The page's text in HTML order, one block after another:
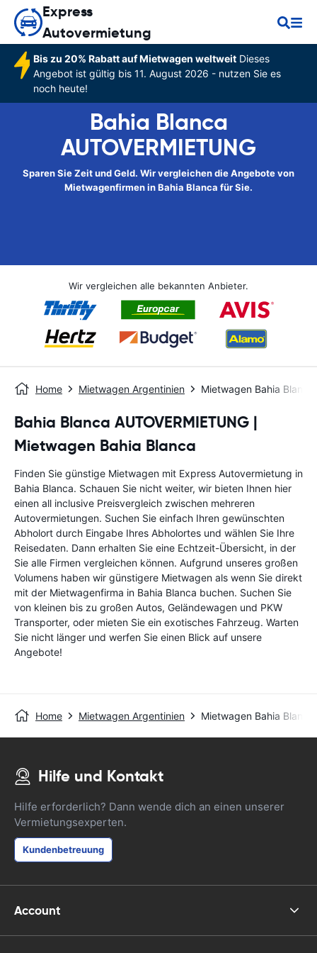
Express
Autovermietung
Bis zu 20% Rabatt auf Mietwagen weltweitDieses
Angebot ist gültig bis 11. August 2026 - nutzen Sie es
noch heute!
Bahia Blanca
AUTOVERMIETUNG
Sparen Sie Zeit und Geld. Wir vergleichen die Angebote von
Mietwagenfirmen in Bahia Blanca für Sie.
Wir vergleichen alle bekannten Anbieter.
Home Mietwagen Argentinien Mietwagen Bahia Blanca
Bahia Blanca AUTOVERMIETUNG |
Mietwagen Bahia Blanca
Finden Sie günstige Mietwagen mit Express Autovermietung in
Bahia Blanca. Schauen Sie nicht weiter, wir bieten Ihnen hier
einen all inclusive Preisvergleich zwischen mehreren
Autovermietungen. Suchen Sie einfach Ihren gewünschten
Abholort durch Eingabe Ihres Abholortes und wählen Sie Ihre
Reisedaten. Dann erhalten Sie eine Echtzeit-Übersicht, in der
Sie alle Firmen vergleichen können. Aufgrund unseres großen
Volumens haben wir günstigere Mietwagen als wenn Sie direkt
mit der Mietwagenfirma in Bahia Blanca buchen. Suchen Sie
von kleinen bis zu großen Autos, Geländewagen und PKW
Transporter, oder mieten Sie ein exotisches Fahrzeug. Warten
Sie nicht länger und werfen Sie einen Blick auf unsere
Angebote!
Home Mietwagen Argentinien Mietwagen Bahia Blanca
Hilfe und Kontakt
Hilfe erforderlich? Dann wende dich an einen unserer
Vermietungsexperten.
Kundenbetreuung
Account